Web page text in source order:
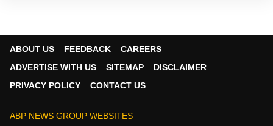
ABOUT US FEEDBACK
CAREERS
ADVERTISE WITH US
SITEMAP
DISCLAIMER
PRIVACY POLICY
CONTACT US
ABP NEWS GROUP WEBSITES